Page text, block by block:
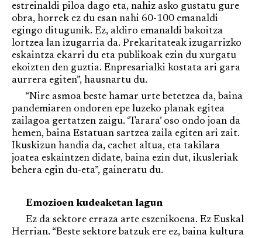
estreinaldi piloa dago eta, nahiz asko gustatu gure
obra, horrek ez du esan nahi 60-100 emanaldi
egingo ditugunik. Ez, aldiro emanaldi bakoitza
lortzea lan izugarria da. Prekaritateak izugarrizko
eskaintza ekarri du eta publikoak ezin du xurgatu
ekoizten den guztia. Enpresarialki kostata ari gara
aurrera egiten”, hausnartu du.
“Nire asmoa beste hamar urte betetzea da, baina
pandemiaren ondoren epe luzeko planak egitea
zailagoa gertatzen zaigu. ‘Tarara’ oso ondo joan da
hemen, baina Estatuan sartzea zaila egiten ari zait.
Ikuskizun handia da, cachet altua, eta takilara
joatea eskaintzen didate, baina ezin dut, ikusleriak
behera egin du-eta”, gaineratu du.
Emozioen kudeaketan lagun
Ez da sektore erraza arte eszenikoena. Ez Euskal
Herrian. “Beste sektore batzuk ere ez, baina kultura